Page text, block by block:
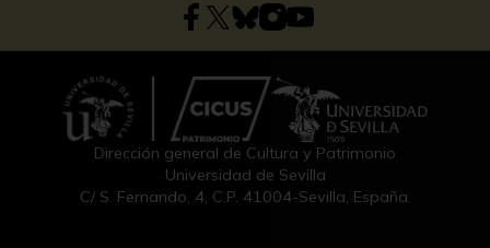
Dirección general de Cultura y Patrimonio
Universidad de Sevilla
C/ S. Fernando, 4, C.P. 41004-Sevilla, España.